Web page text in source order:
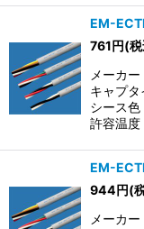
EM-
761円(
メーカ
キャプ
シース
許容温
EM-
944円(
メーカ